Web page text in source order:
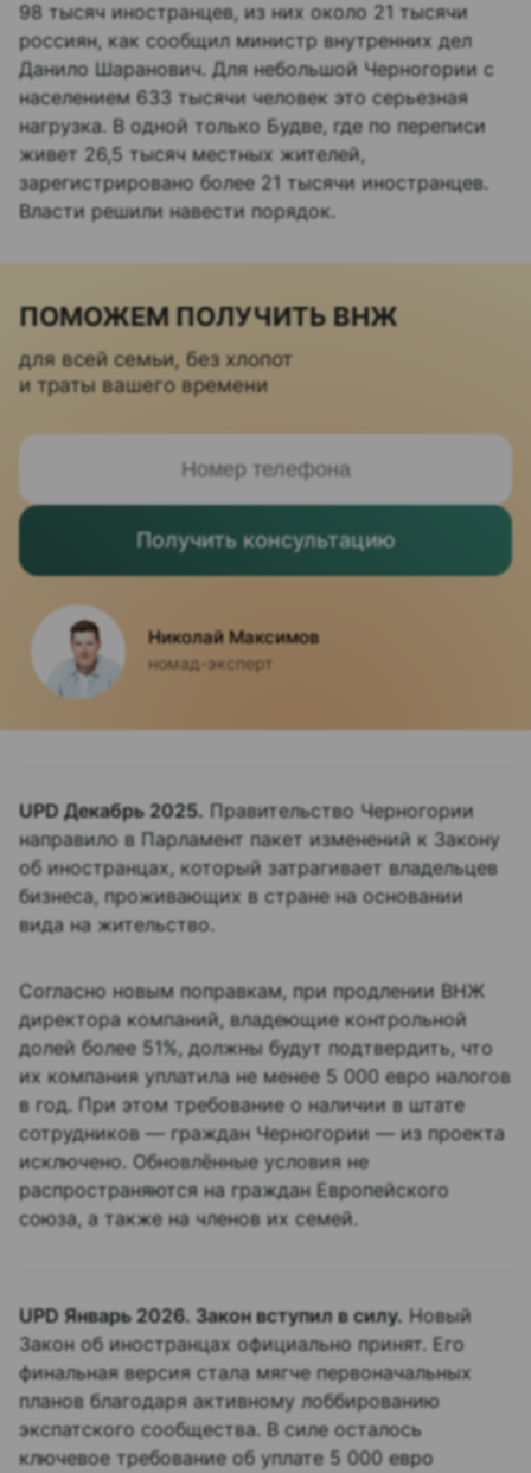
98 тысяч иностранцев, из них около 21 тысячи
россиян, как сообщил министр внутренних дел
Данило Шаранович. Для небольшой Черногории с
населением 633 тысячи человек это серьезная
нагрузка. В одной только Будве, где по переписи
живет 26,5 тысяч местных жителей,
зарегистрировано более 21 тысячи иностранцев.
Власти решили навести порядок.​
Николай Максимов
номад-эксперт
ПОМОЖЕМ ПОЛУЧИТЬ ВНЖ
для всей семьи, без хлопот
и траты вашего времени
Получить консультацию
UPD Декабрь 2025. Правительство Черногории
направило в Парламент пакет изменений к Закону
об иностранцах, который затрагивает владельцев
бизнеса, проживающих в стране на основании
вида на жительство.
Согласно новым поправкам, при продлении ВНЖ
директора компаний, владеющие контрольной
долей более 51%, должны будут подтвердить, что
их компания уплатила не менее 5 000 евро налогов
в год. При этом требование о наличии в штате
сотрудников — граждан Черногории — из проекта
исключено. Обновлённые условия не
распространяются на граждан Европейского
союза, а также на членов их семей.
UPD Январь 2026. Закон вступил в силу. Новый
Закон об иностранцах официально принят. Его
финальная версия стала мягче первоначальных
планов благодаря активному лоббированию
экспатского сообщества. В силе осталось
ключевое требование об уплате 5 000 евро